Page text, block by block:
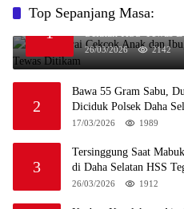
Top Sepanjang Masa:
1
Niat Melerai Cekcok
26/03/2026 2142
2
Bawa 55 Gram Sabu,
Diciduk Polsek Daha
17/03/2026 1989
3
Tersinggung Saat
di Daha Selatan HSS
26/03/2026 1912